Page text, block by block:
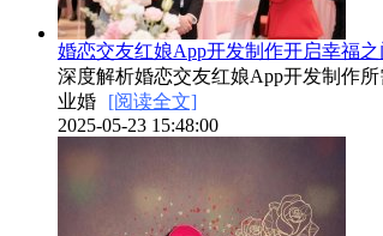
婚恋交友红娘App开发制作开启幸福之
深度解析婚恋交友红娘App开发制作
业婚
[阅读全文]
2025-05-23 15:48:00